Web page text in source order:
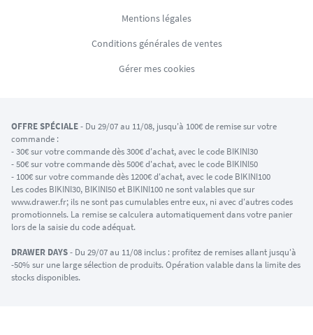
Mentions légales
Conditions générales de ventes
Gérer mes cookies
OFFRE SPÉCIALE- Du 29/07 au 11/08, jusqu'à 100€ de remise sur votre
commande :
- 30€ sur votre commande dès 300€ d'achat, avec le code BIKINI30
- 50€ sur votre commande dès 500€ d'achat, avec le code BIKINI50
- 100€ sur votre commande dès 1200€ d'achat, avec le code BIKINI100
Les codes BIKINI30, BIKINI50 et BIKINI100 ne sont valables que sur
www.drawer.fr; ils ne sont pas cumulables entre eux, ni avec d'autres codes
promotionnels. La remise se calculera automatiquement dans votre panier
lors de la saisie du code adéquat.
DRAWER DAYS- Du 29/07 au 11/08 inclus : profitez de remises allant jusqu'à
-50% sur une large sélection de produits. Opération valable dans la limite des
stocks disponibles.